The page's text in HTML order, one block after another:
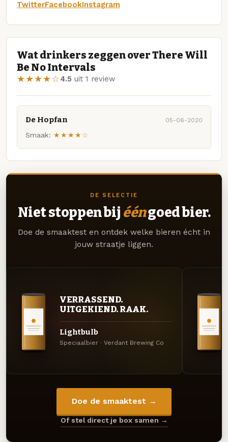
TwitterFacebookInstagram
Wat drinkers zeggen over There Will
Be No Intervals
★★★★☆4.5 uit 1 review
De Hopfan 05-06-2020
Smaak: ★★★★☆
DE SELECTIE
Niet stoppen bij ééngoed bier.
Doe de smaaktest en ontdek welke bieren écht in
jouw straatje liggen.
VERRASSEND.
UITGEKIEND. RAAK.
Lightbulb
Speciaalbier · Verdant Brewing Co
Doe de smaaktest →
Of stel direct je box samen →